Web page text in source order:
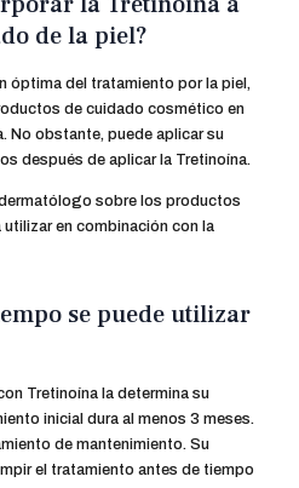
de la piel?
óptima del tratamiento por la piel,
de cuidado cosmético en
No obstante, puede aplicar su
después de aplicar la Tretinoína.
sobre los productos
en combinación con la
se puede utilizar
Tretinoína la determina su
inicial dura al menos 3 meses.
de mantenimiento. Su
el tratamiento antes de tiempo